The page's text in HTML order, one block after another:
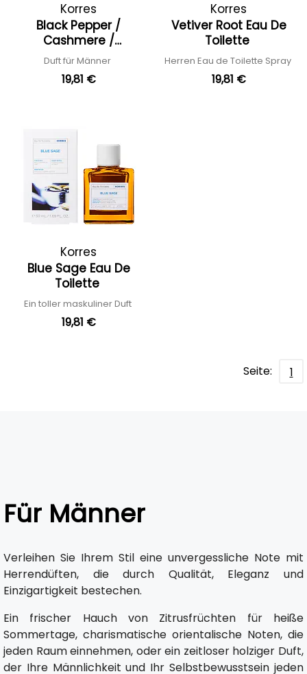
Korres
Black Pepper /
Cashmere /
Lemonwood
Duft für Männer
19,81 €
Korres
Vetiver Root Eau De
Toilette
Herren Eau de Toilette Spray
19,81 €
Korres
Blue Sage Eau De
Toilette
Ein toller maskuliner Duft
19,81 €
Seite: 1
Für Männer
Verleihen Sie Ihrem Stil eine unvergessliche Note mit
Herrendüften, die durch Qualität, Eleganz und
Einzigartigkeit bestechen.
Ein frischer Hauch von Zitrusfrüchten für heiße
Sommertage, charismatische orientalische Noten, die
jeden Raum einnehmen, oder ein zeitloser holziger Duft,
der Ihre Männlichkeit und Ihr Selbstbewusstsein jeden